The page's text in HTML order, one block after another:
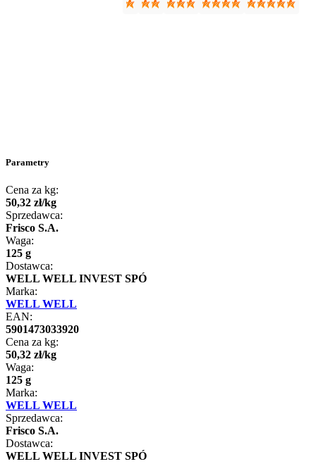
Parametry
Cena za kg:
50,32 zł/kg
Sprzedawca:
Frisco S.A.
Waga:
125 g
Dostawca:
WELL WELL INVEST SPÓ
Marka:
WELL WELL
EAN:
5901473033920
Cena za kg:
50,32 zł/kg
Waga:
125 g
Marka:
WELL WELL
Sprzedawca:
Frisco S.A.
Dostawca:
WELL WELL INVEST SPÓ